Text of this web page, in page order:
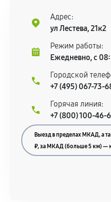
Адрес:
ул Лестева, 21к2
Режим работы:
Ежедневно, с
Городской
+7 (495) 067-73-
Горячая линия:
+7 (800) 100-46-
Выезд в пределах МКАД, а
₽, за МКАД (больше 5 км) —